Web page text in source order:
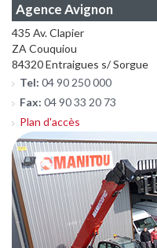
Agence Avignon
435 Av. Clapier
ZA Couquiou
84320 Entraigues s/ Sorgue
Tel: 04 90 250 000
Fax: 04 90 33 20 73
Plan d'accès